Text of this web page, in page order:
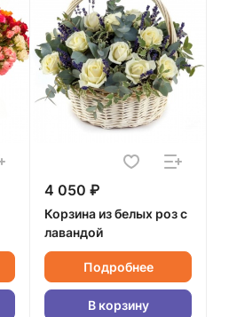
4 050 ₽
Корзина из белых роз с
лавандой
Подробнее
В корзину